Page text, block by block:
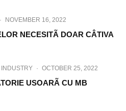
· NOVEMBER 16, 2022
NECESITÃ DOAR CÂTIVA
INDUSTRY · OCTOBER 25, 2022
USOARÃ CU MB